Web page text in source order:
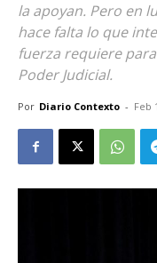
la apoyan. Pero en
hace falta lo que
fuerza requiere
Poder Judicial.
Por Diario Contexto - Feb